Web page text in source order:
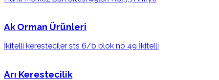
Ak Orman Ürünleri
İkitelli keresteciler sts 6/b blok no 49 İkitelli
Arı Kerestecilik